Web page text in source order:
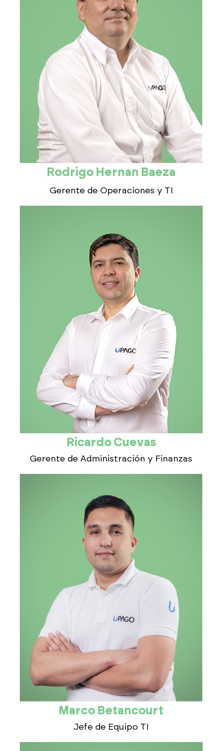
Rodrigo Hernan Baeza
Gerente de Operaciones y TI
Ricardo Cuevas
Gerente de Administración y Finanzas
Marco Betancourt
Jefe de Equipo TI